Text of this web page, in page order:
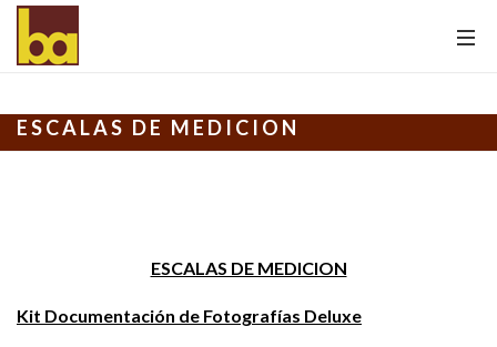
ESCALAS DE MEDICION
ESCALAS DE MEDICION
Kit Documentación de Fotografías Deluxe